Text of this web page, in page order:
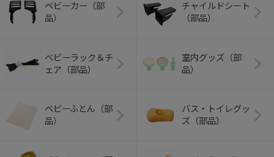
ベビーカー（部
品）
チャイルドシート
（部品）
ベビーラック＆チ
ェア（部品）
室内グッズ（部
品）
ベビーふとん（部
品）
バス・トイレグッ
ズ（部品）